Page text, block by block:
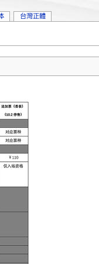
台灣正體